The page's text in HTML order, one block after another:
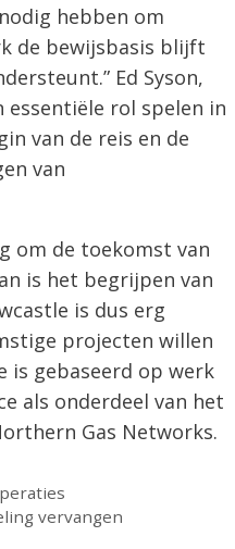
hebben om
de bewijsbasis blijft
Ed Syson,
essentiële rol spelen in
van de reis en de
van
om de toekomst van
is het begrijpen van
is dus erg
projecten willen
is gebaseerd op werk
als onderdeel van het
Gas Networks.
vervangen